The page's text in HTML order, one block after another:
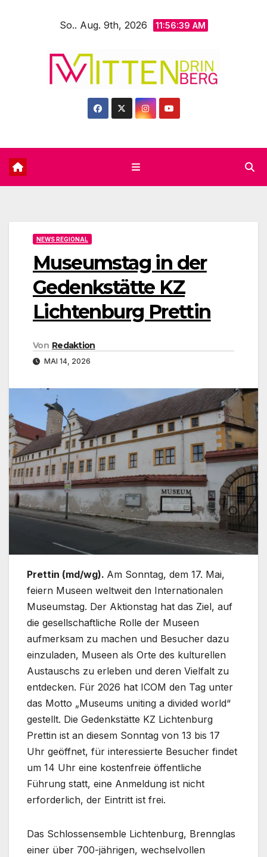
So.. Aug. 9th, 2026 11:56:41 AM
NEWS REGIONAL
Museumstag in der
Gedenkstätte KZ
Lichtenburg Prettin
Von Redaktion
MAI 14, 2026
Prettin (md/wg). Am Sonntag, dem 17. Mai,
feiern Museen weltweit den Internationalen
Museumstag. Der Aktionstag hat das Ziel, auf
die gesellschaftliche Rolle der Museen
aufmerksam zu machen und Besucher dazu
einzuladen, Museen als Orte des kulturellen
Austauschs zu erleben und deren Vielfalt zu
entdecken. Für 2026 hat ICOM den Tag unter
das Motto „Museums uniting a divided world“
gestellt. Die Gedenkstätte KZ Lichtenburg
Prettin ist an diesem Sonntag von 13 bis 17
Uhr geöffnet, für interessierte Besucher findet
um 14 Uhr eine kostenfreie öffentliche
Führung statt, eine Anmeldung ist nicht
erforderlich, der Eintritt ist frei.
Das Schlossensemble Lichtenburg, Brennglas
einer über 700-jährigen, wechselvollen